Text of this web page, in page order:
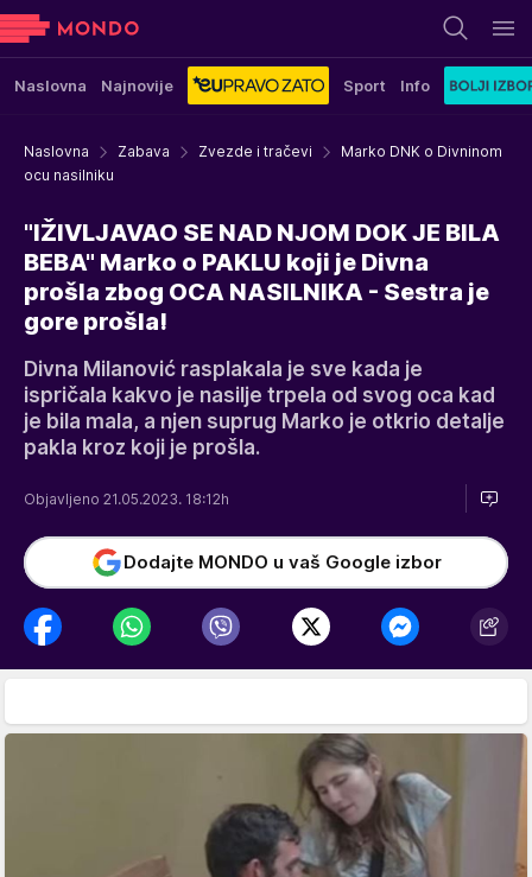
Naslovna Najnovije Sport Info
Naslovna Zabava Zvezde i tračevi
Marko DNK o Divninom
ocu nasilniku
"IŽIVLJAVAO SE NAD NJOM DOK JE BILA
BEBA" Marko o PAKLU koji je Divna
prošla zbog OCA NASILNIKA - Sestra je
gore prošla!
Divna Milanović rasplakala je sve kada je
ispričala kakvo je nasilje trpela od svog oca kad
je bila mala, a njen suprug Marko je otkrio detalje
pakla kroz koji je prošla.
Objavljeno 21.05.2023. 18:12h
Dodajte MONDO u vaš Google izbor